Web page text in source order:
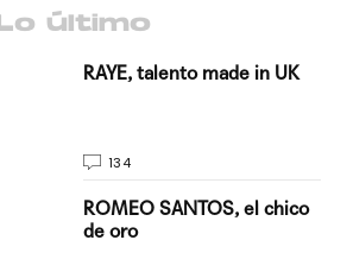
Lo último
RAYE, talento made in UK
134
ROMEO SANTOS, el chico
de oro